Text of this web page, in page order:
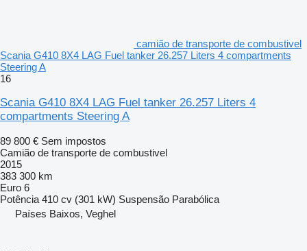
camião de transporte de combustivel
Scania G410 8X4 LAG Fuel tanker 26.257 Liters 4 compartments
Steering A
16
Scania G410 8X4 LAG Fuel tanker 26.257 Liters 4
compartments Steering A
89 800 € Sem impostos
Camião de transporte de combustivel
2015
383 300 km
Euro 6
Potência 410 cv (301 kW) Suspensão Parabólica
Países Baixos, Veghel